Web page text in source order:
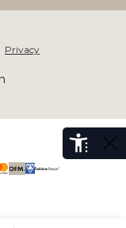
Privacy